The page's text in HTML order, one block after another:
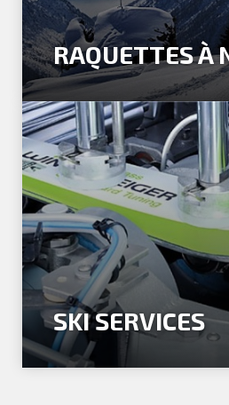
RAQUETTES À
SKI SERVICES